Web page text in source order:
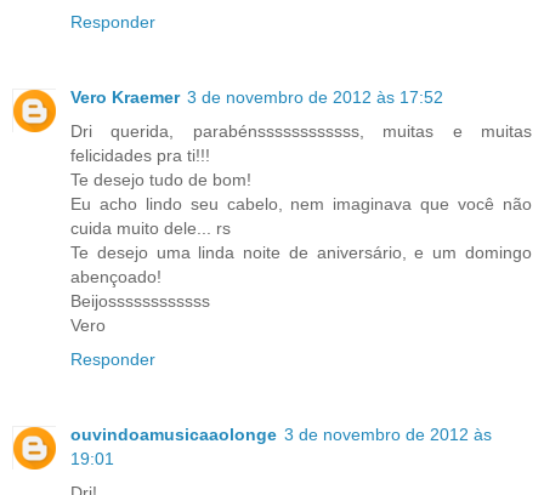
Responder
Vero Kraemer 3 de novembro de 2012 às 17:52
Dri querida, parabénssssssssssss, muitas e muitas
felicidades pra ti!!!
Te desejo tudo de bom!
Eu acho lindo seu cabelo, nem imaginava que você não
cuida muito dele... rs
Te desejo uma linda noite de aniversário, e um domingo
abençoado!
Beijossssssssssss
Vero
Responder
ouvindoamusicaaolonge 3 de novembro de 2012 às
19:01